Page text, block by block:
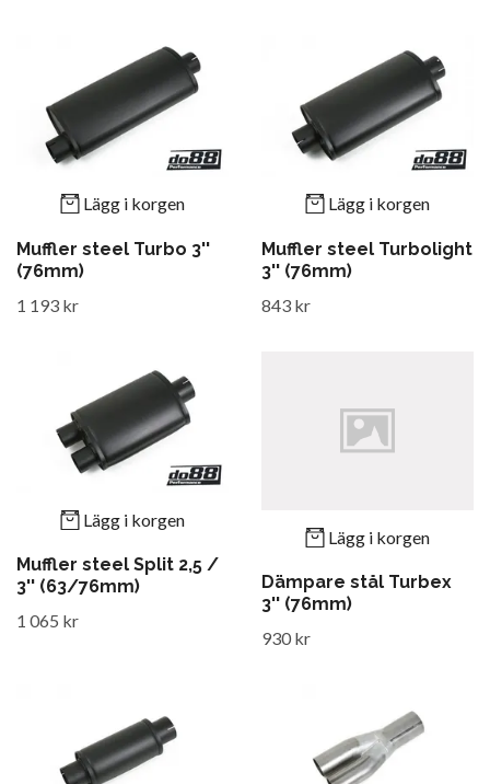
Lägg i korgen
Muffler steel Turbo 3''
(76mm)
1 193 kr
Lägg i korgen
Muffler steel Turbolight
3'' (76mm)
843 kr
Lägg i korgen
Muffler steel Split 2,5 /
3'' (63/76mm)
1 065 kr
Lägg i korgen
Dämpare stål Turbex
3'' (76mm)
930 kr